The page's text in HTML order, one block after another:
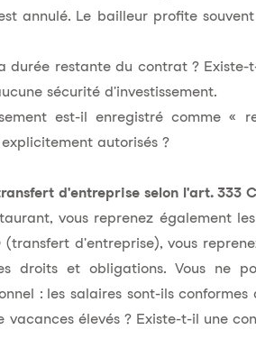
annulé. Le bailleur profite
durée restante du contrat ?
sécurité d'investissement.
est-il enregistré comme «
autorisés ?
d'entreprise selon l'art. 333
vous reprenez également
d'entreprise), vous
droits et obligations. Vous ne
: les salaires sont-ils
vacances élevés ? Existe-t-il une